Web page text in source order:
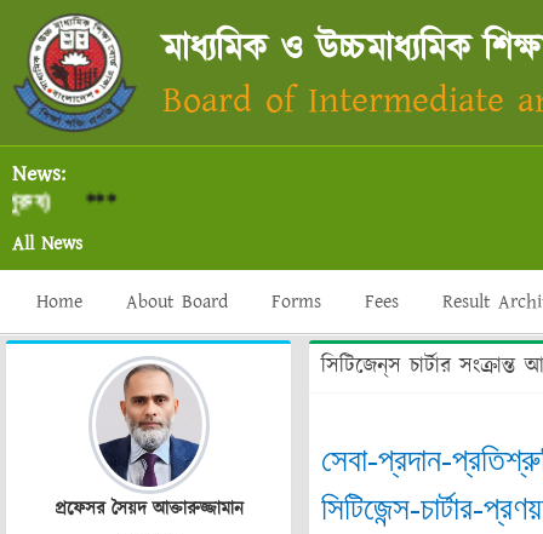
মাধ্যমিক ও উচ্চমাধ্যমিক
Board of Intermediate
News:
***
All News
Home About Board Forms Fees Result
প্রফেসর সৈয়দ আক্তারুজ্জামান
সিটিজেন্‌স চার্টার সংক্রান্ত
সেবা-প্রদান-
সিটিজেন্স-চার্টার-